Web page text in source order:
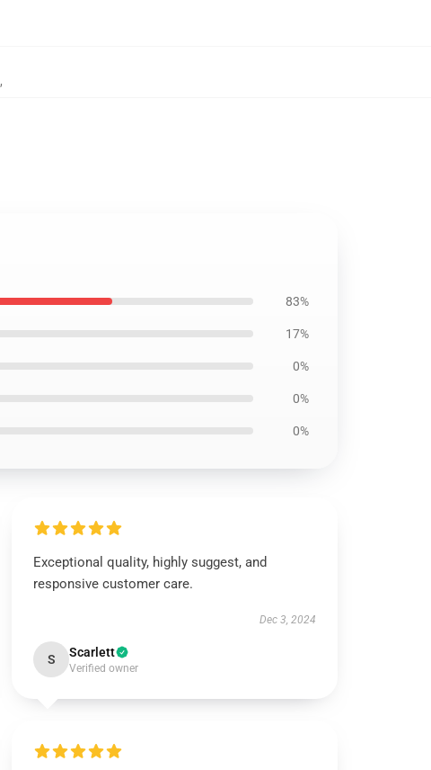
,
83%
17%
0%
0%
0%
Exceptional quality, highly suggest, and
responsive customer care.
Dec 3, 2024
S Scarlett
Verified owner